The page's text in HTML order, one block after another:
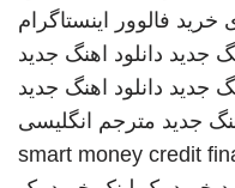
خرید فالوور اینستاگرام
جدید دانلود اهنگ جدید
جدید دانلود اهنگ جدید
جدید مترجم انگلیسی
smart money credit